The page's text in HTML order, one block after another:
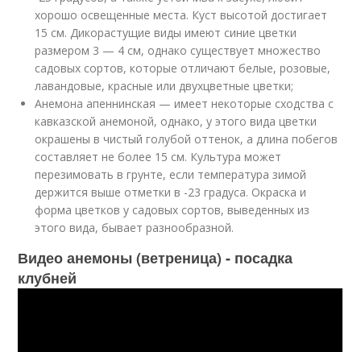
хорошо освещенные места. Куст высотой достигает
15 см. Дикорастущие виды имеют синие цветки
размером 3 — 4 см, однако существует множество
садовых сортов, которые отличают белые, розовые,
лавандовые, красные или двухцветные цветки;
Анемона апеннинская — имеет некоторые сходства с
кавказской анемоной, однако, у этого вида цветки
окрашены в чистый голубой оттенок, а длина побегов
составляет не более 15 см. Культура может
перезимовать в грунте, если температура зимой
держится выше отметки в -23 градуса. Окраска и
форма цветков у садовых сортов, выведенных из
этого вида, бывает разнообразной.
Видео анемоны (ветреница) - посадка
клубней